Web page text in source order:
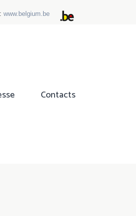
www.belgium.be
Contacts